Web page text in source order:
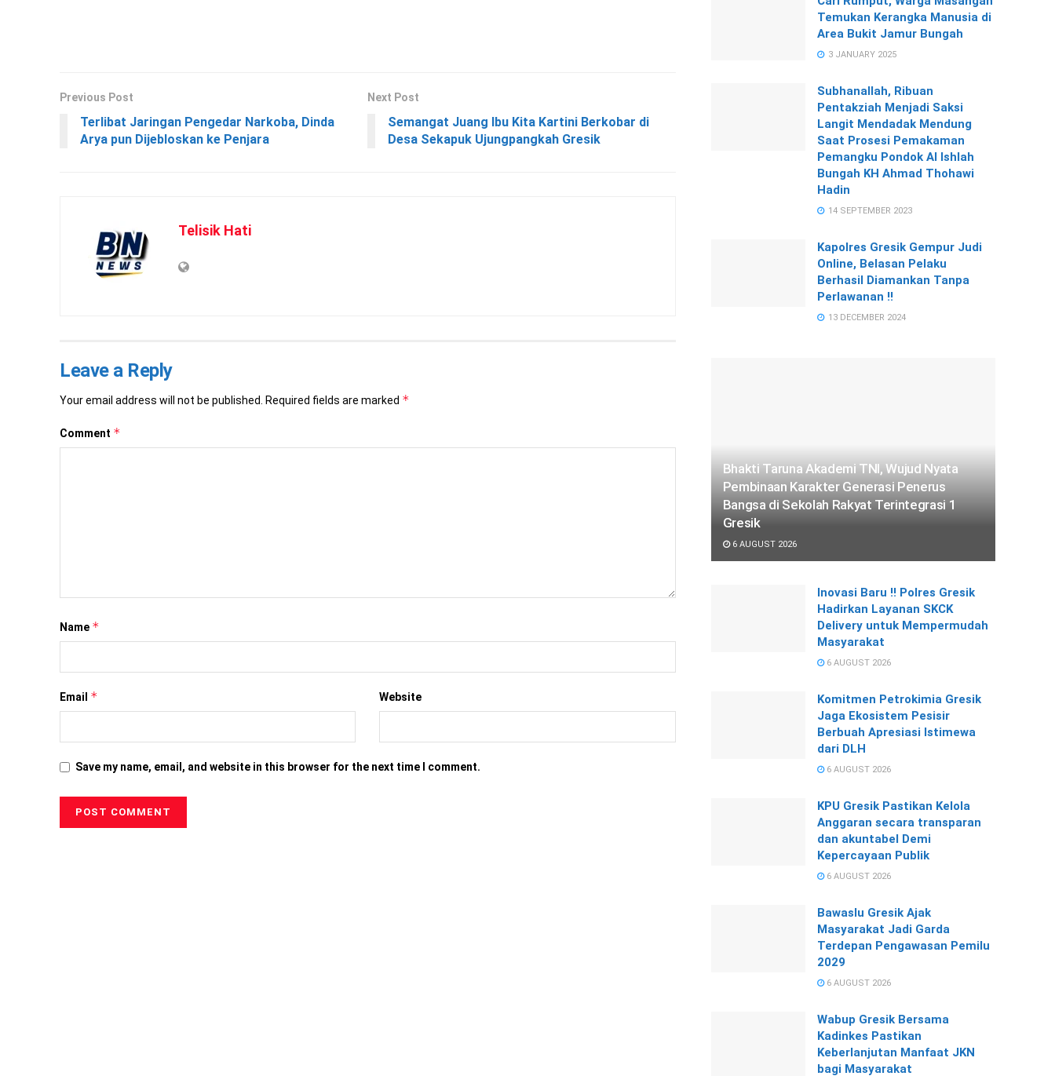
Previous Post
Terlibat Jaringan Pengedar Narkoba, Dinda
Arya pun Dijebloskan ke Penjara
Next Post
Semangat Juang Ibu Kita Kartini Berkobar di
Desa Sekapuk Ujungpangkah Gresik
Telisik Hati
Leave a Reply
Your email address will not be published. Required fields are marked *
Comment *
Name *
Email * Website
Save my name, email, and website in this browser for the next time I comment.
Temukan Kerangka Manusia di
Area Bukit Jamur Bungah
3 JANUARY 2025
Subhanallah, Ribuan
Pentakziah Menjadi Saksi
Langit Mendadak Mendung
Saat Prosesi Pemakaman
Pemangku Pondok Al Ishlah
Bungah KH Ahmad Thohawi
Hadin
14 SEPTEMBER 2023
Kapolres Gresik Gempur Judi
Online, Belasan Pelaku
Berhasil Diamankan Tanpa
Perlawanan !!
13 DECEMBER 2024
Bhakti Taruna Akademi TNI, Wujud Nyata
Pembinaan Karakter Generasi Penerus
Bangsa di Sekolah Rakyat Terintegrasi 1
Gresik
6 AUGUST 2026
Inovasi Baru !! Polres Gresik
Hadirkan Layanan SKCK
Delivery untuk Mempermudah
Masyarakat
6 AUGUST 2026
Komitmen Petrokimia Gresik
Jaga Ekosistem Pesisir
Berbuah Apresiasi Istimewa
dari DLH
6 AUGUST 2026
KPU Gresik Pastikan Kelola
Anggaran secara transparan
dan akuntabel Demi
Kepercayaan Publik
6 AUGUST 2026
Bawaslu Gresik Ajak
Masyarakat Jadi Garda
Terdepan Pengawasan Pemilu
2029
6 AUGUST 2026
Wabup Gresik Bersama
Kadinkes Pastikan
Keberlanjutan Manfaat JKN
bagi Masyarakat